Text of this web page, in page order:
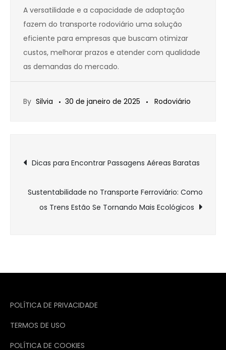
A versatilidade e a capacidade de adaptação
fazem do transporte rodoviário uma solução
eficiente para empresas que buscam otimizar
custos, melhorar prazos e atender com qualidade
as demandas do mercado.
By Silvia 30 de janeiro de 2025 Rodoviário
Navegação
de
Post
Dicas para Encontrar Passagens Aéreas Baratas
Sustentabilidade no Transporte Ferroviário: Como
os Trens Estão Se Tornando Mais Ecológicos
POLÍTICA DE PRIVACIDADE
TERMOS DE USO
POLÍTICA DE COOKIES